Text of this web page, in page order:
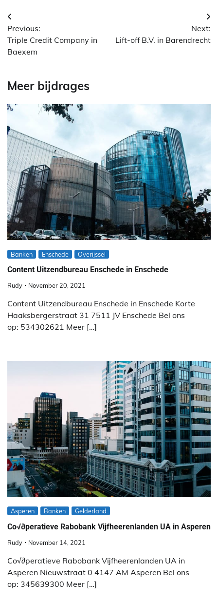
Berichtnavigatie
Previous:
Triple Credit Company in
Baexem
Next:
Lift-off B.V. in Barendrecht
Meer bijdrages
Banken Enschede Overijssel
Content Uitzendbureau Enschede in Enschede
Rudy November 20, 2021
Content Uitzendbureau Enschede in Enschede Korte
Haaksbergerstraat 31 7511 JV Enschede Bel ons
op: 534302621 Meer […]
Asperen Banken Gelderland
Co√∂peratieve Rabobank Vijfheerenlanden UA in Asperen
Rudy November 14, 2021
Co√∂peratieve Rabobank Vijfheerenlanden UA in
Asperen Nieuwstraat 0 4147 AM Asperen Bel ons
op: 345639300 Meer […]